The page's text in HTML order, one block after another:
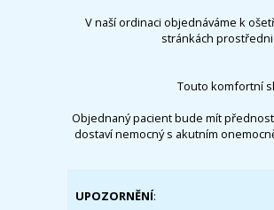
V naší ordinaci objednáváme k
stránkách
Touto komfortní
Objednaný pacient bude mít
dostaví nemocný s akutním
UPOZORNĚNÍ: